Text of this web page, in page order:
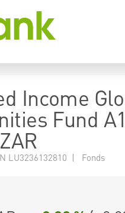
Income
Fund
LU3236132810 | Fonds